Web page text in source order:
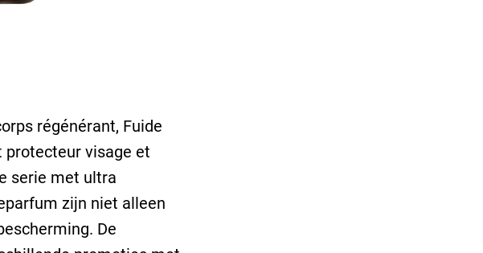
régénérant, Fuide
protecteur visage et
serie met ultra
zijn niet alleen
De